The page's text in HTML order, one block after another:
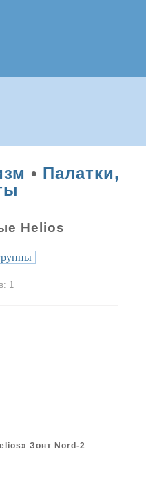
• Палатки,
Helios
1
Зонт Nord-2